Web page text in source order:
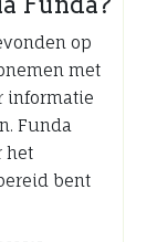
op
met
informatie
Funda
het
bent